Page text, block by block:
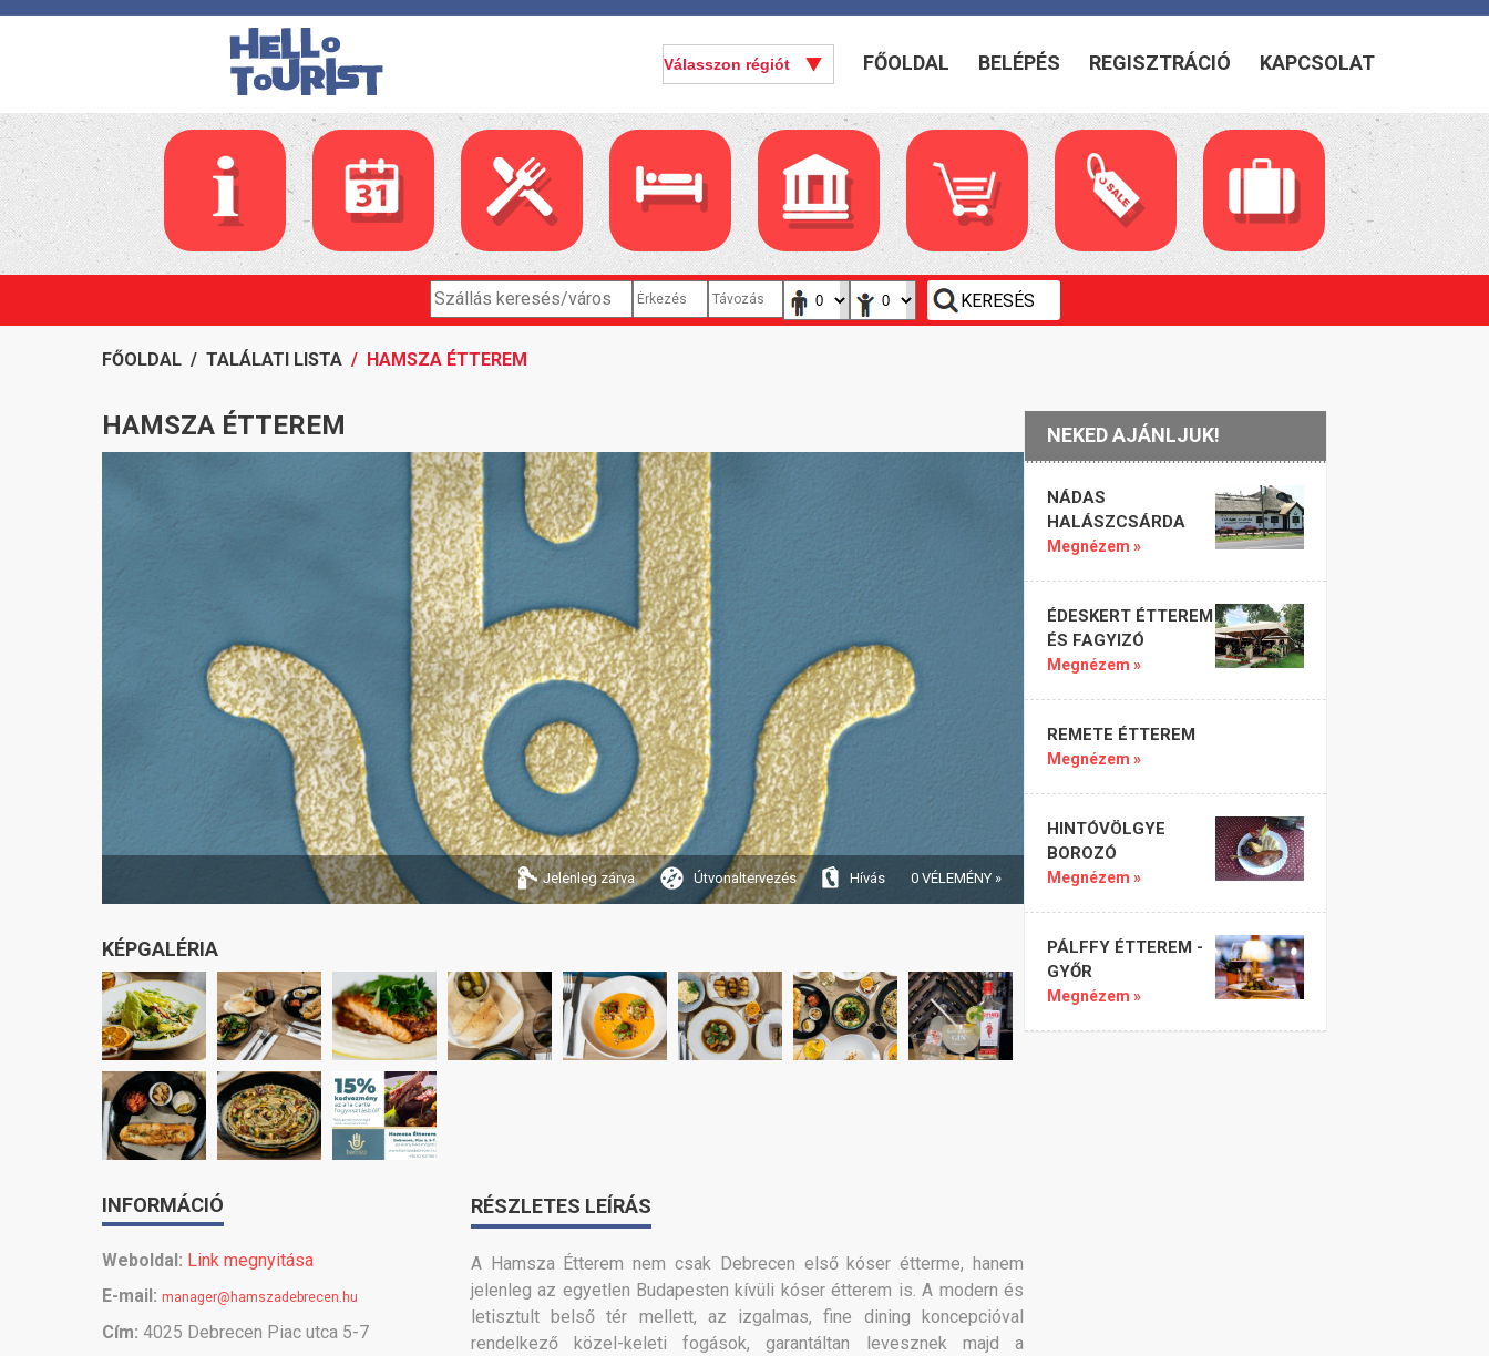
FŐOLDAL BELÉPÉS REGISZTRÁCIÓ KAPCSOLAT
FŐOLDAL / TALÁLATI LISTA / HAMSZA ÉTTEREM
HAMSZA ÉTTEREM
Jelenleg zárva Útvonaltervezés Hívás 0 VÉLEMÉNY »
KÉPGALÉRIA
INFORMÁCIÓ
Weboldal: Link megnyitása
E-mail: manager@hamszadebrecen.hu
Cím: 4025 Debrecen Piac utca 5-7
RÉSZLETES LEÍRÁS
A Hamsza Étterem nem csak Debrecen első kóser étterme, hanem
jelenleg az egyetlen Budapesten kívüli kóser étterem is. A modern és
letisztult belső tér mellett, az izgalmas, fine dining koncepcióval
rendelkező közel-keleti fogások, garantáltan levesznek majd a
NEKED AJÁNLJUK!
NÁDAS
HALÁSZCSÁRDA
Megnézem »
ÉDESKERT ÉTTEREM
ÉS FAGYIZÓ
Megnézem »
REMETE ÉTTEREM
Megnézem »
HINTÓVÖLGYE
BOROZÓ
Megnézem »
PÁLFFY ÉTTEREM -
GYŐR
Megnézem »